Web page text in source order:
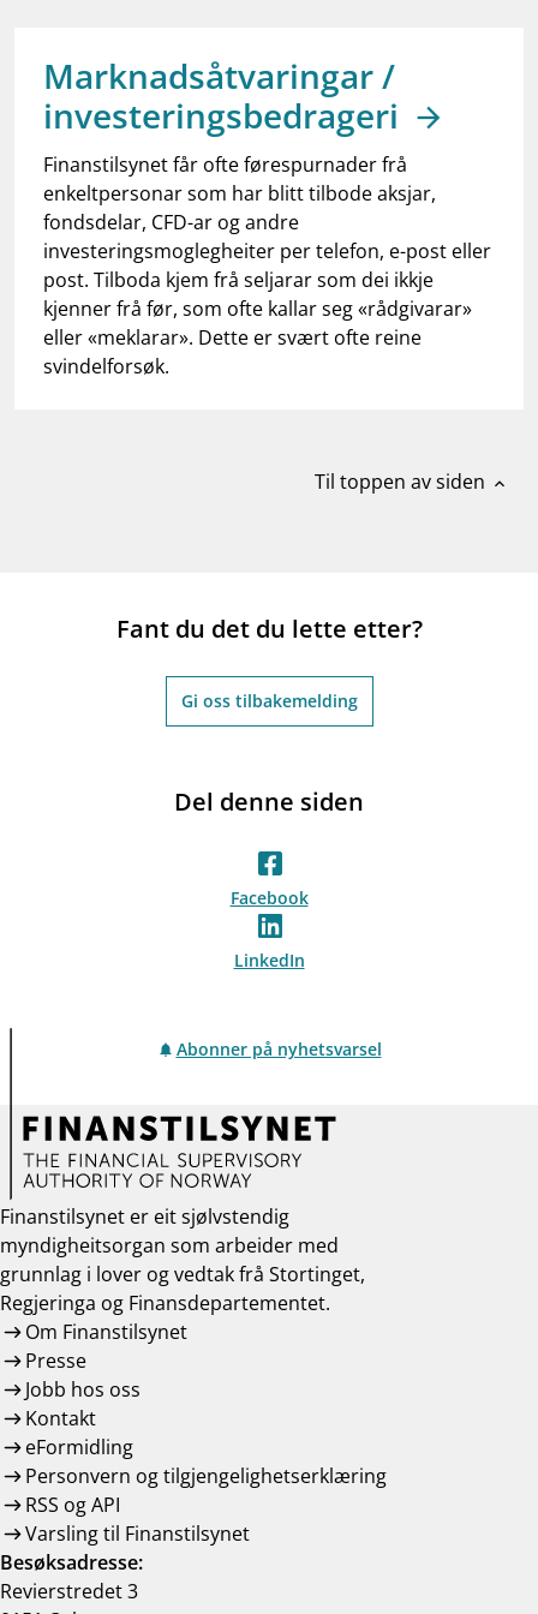
dashboardInformasjon for investorer
notifications_noneAbonner på nyhetsvarsel
Marknadsåtvaringar /
investeringsbedrageri
Finanstilsynet får ofte førespurnader frå
enkeltpersonar som har blitt tilbode aksjar,
fondsdelar, CFD-ar og andre
investeringsmoglegheiter per telefon, e-post eller
post. Tilboda kjem frå seljarar som dei ikkje
kjenner frå før, som ofte kallar seg «rådgivarar»
eller «meklarar». Dette er svært ofte reine
svindelforsøk.
Til toppen av siden expand_less
Fant du det du lette etter?
Gi oss tilbakemelding
Del denne siden
Facebook
LinkedIn
Abonner på nyhetsvarsel
Finanstilsynet er eit sjølvstendig
myndigheitsorgan som arbeider med
grunnlag i lover og vedtak frå Stortinget,
Regjeringa og Finansdepartementet.
Om Finanstilsynet
Presse
Jobb hos oss
Kontakt
eFormidling
Personvern og tilgjengelighetserklæring
RSS og API
Varsling til Finanstilsynet
Besøksadresse:
Revierstredet 3